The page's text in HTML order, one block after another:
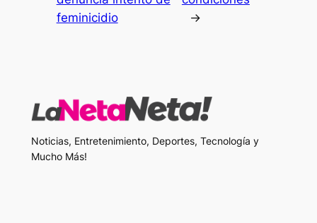
feminicidio
→
Noticias, Entretenimiento, Deportes, Tecnología y
Mucho Más!